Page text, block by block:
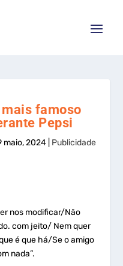
famoso
Pepsi
maio, 2024 Publicidade
nos modificar/Não
com jeito/ Nem quer
é que há/Se o amigo
nada”.